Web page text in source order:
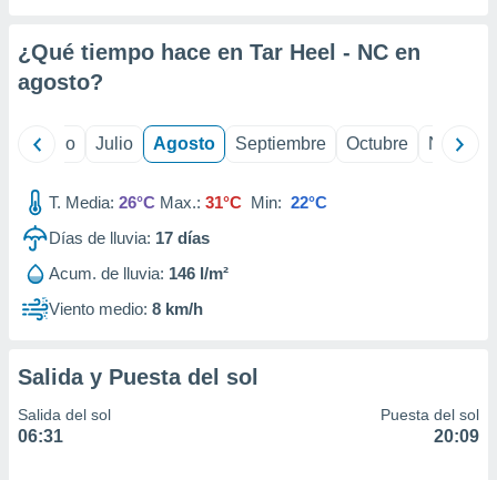
e
mediante
publicidad
publicidad
de
1199
¿Qué tiempo hace en Tar Heel - NC en
agosto?
Junio Julio Agosto Septiembre Octubre
T. Media: 26°C Max.: 31°C Min: 22°C
Días de lluvia: 17 días
Acum. de lluvia: 146 l/m²
Viento medio: 8 km/h
Salida y Puesta del sol
Salida del sol
06:31
Puesta del sol
20:09